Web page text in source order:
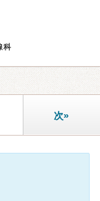
科
次»